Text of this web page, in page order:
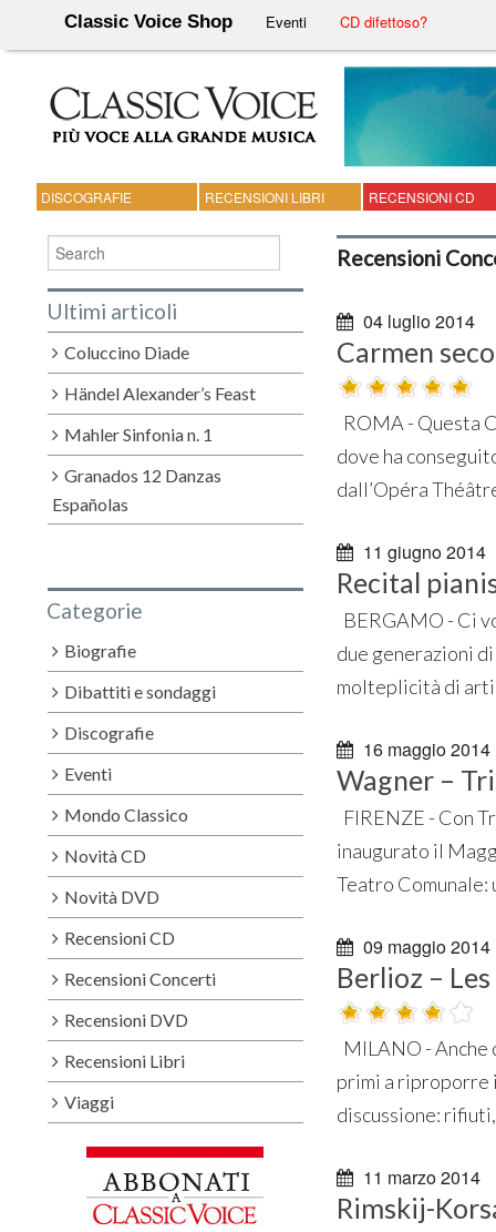
Classic Voice Shop Eventi CD difettoso?
DISCOGRAFIE RECENSIONI LIBRI RECENSIONI CD
Recensioni
04 luglio 2014
Carmen
ROMA - Questa
dove ha
dall’Opéra
11 giugno 2014
Recital
BERGAMO - Ci
due generazioni
molteplicità di
16 maggio 2014
Wagner –
FIRENZE - Con
inaugurato il
Teatro
09 maggio 2014
Berlioz –
MILANO -
primi a riproporre
discussione:
11 marzo 2014
Rimskij-
Ultimi articoli
Coluccino Diade
Händel Alexander’s Feast
Mahler Sinfonia n. 1
Granados 12 Danzas
Españolas
Categorie
Biografie
Dibattiti e sondaggi
Discografie
Eventi
Mondo Classico
Novità CD
Novità DVD
Recensioni CD
Recensioni Concerti
Recensioni DVD
Recensioni Libri
Viaggi